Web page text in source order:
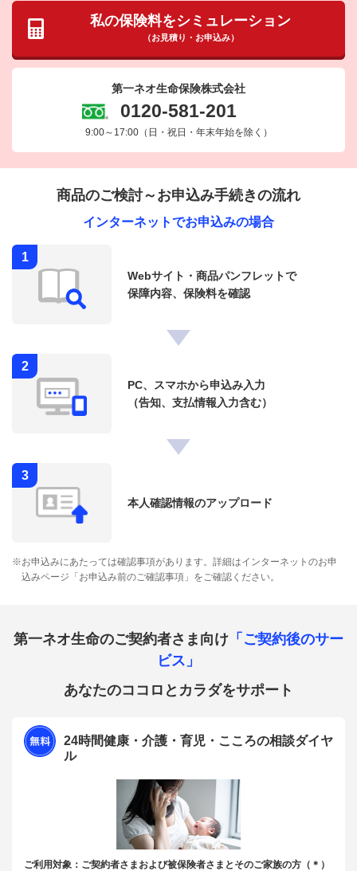
私の保険料をシミュレーション
（お見積り・お申込み）
第一ネオ生命保険株式会社
0120-581-201
9:00～17:00（日・祝日・年末年始を除く）
商品のご検討～お申込み手続きの流れ
インターネットでお申込みの場合
1
Webサイト・商品パンフレットで
保障内容、保険料を確認
2
PC、スマホから申込み入力
（告知、支払情報入力含む）
3
本人確認情報のアップロード
※お申込みにあたっては確認事項があります。詳細はインターネットのお申
込みページ「お申込み前のご確認事項」をご確認ください。
第一ネオ生命のご契約者さま向け 「ご契約後のサー
ビス」
あなたのココロとカラダをサポート
24時間健康・介護・育児・こころの相談ダイヤ
ル
ご利用対象：ご契約者さまおよび被保険者さまとそのご家族の方（＊）